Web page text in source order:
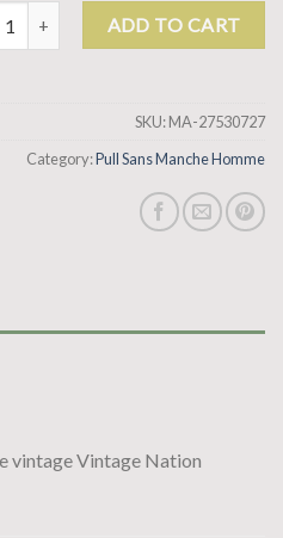
manche homme quantity
ADD TO CART
SKU:MA-27530727
Category:Pull Sans Manche Homme
vintage Vintage Nation